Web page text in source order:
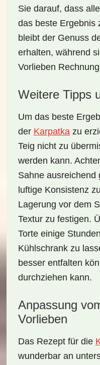
Sie darauf, dass
das beste Ergebnis
bleibt der Genuss
erhalten, während
Vorlieben
Weitere Tipps
Um das beste
der Karpatkazu
Teig nicht zu
werden kann.
Sahne ausreichend
luftige Konsistenz
Lagerung vor dem
Textur zu festigen.
Torte einige
Kühlschrank zu
besser entfalten
durchziehen kann.
Anpassung
Vorlieben
Das Rezept für die
wunderbar an